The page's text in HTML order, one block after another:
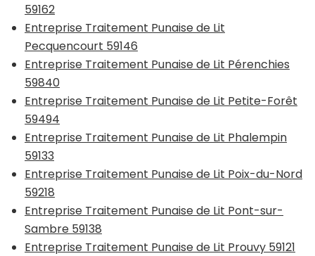
59162
Entreprise Traitement Punaise de Lit
Pecquencourt 59146
Entreprise Traitement Punaise de Lit Pérenchies
59840
Entreprise Traitement Punaise de Lit Petite-Forêt
59494
Entreprise Traitement Punaise de Lit Phalempin
59133
Entreprise Traitement Punaise de Lit Poix-du-Nord
59218
Entreprise Traitement Punaise de Lit Pont-sur-
Sambre 59138
Entreprise Traitement Punaise de Lit Prouvy 59121